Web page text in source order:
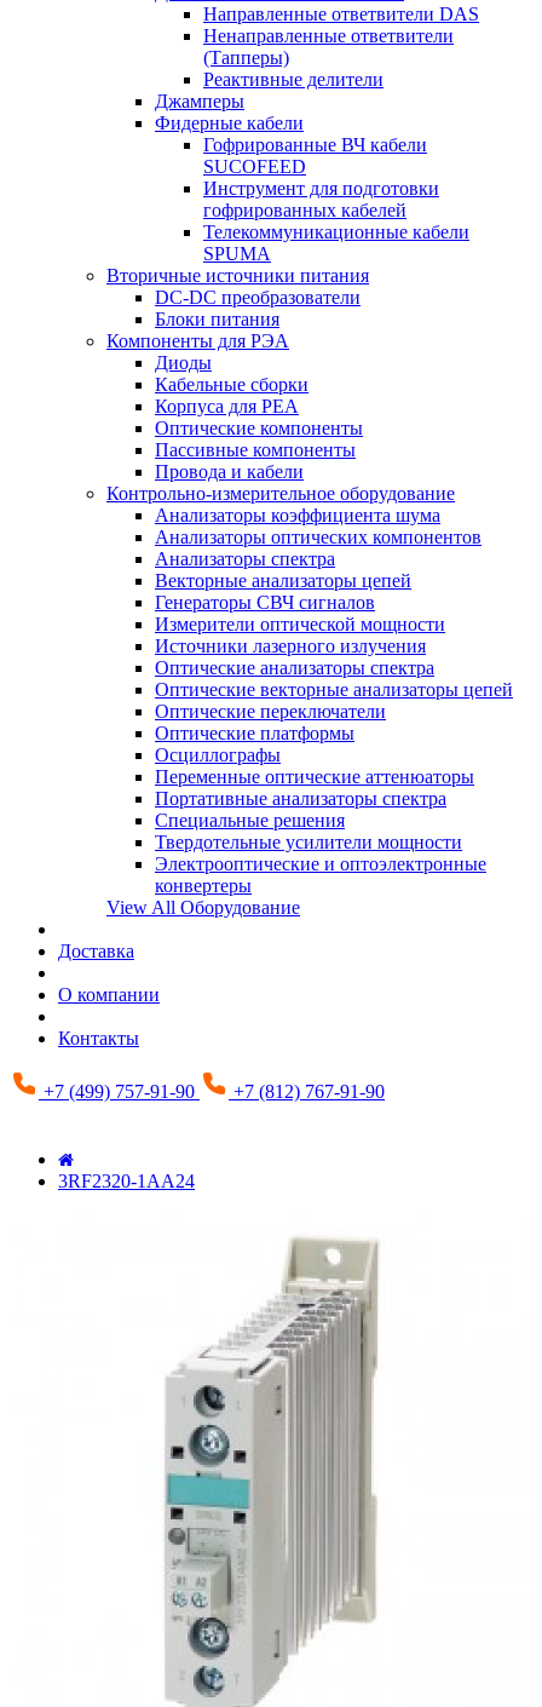
Направленные ответвители DAS
Ненаправленные ответвители
(Тапперы)
Реактивные делители
Джамперы
Фидерные кабели
Гофрированные ВЧ кабели
SUCOFEED
Инструмент для подготовки
гофрированных кабелей
Телекоммуникационные кабели
SPUMA
Вторичные источники питания
DC-DC преобразователи
Блоки питания
Компоненты для РЭА
Диоды
Кабельные сборки
Корпуса для РЕА
Оптические компоненты
Пассивные компоненты
Провода и кабели
Контрольно-измерительное оборудование
Анализаторы коэффициента шума
Анализаторы оптических компонентов
Анализаторы спектра
Векторные анализаторы цепей
Генераторы СВЧ сигналов
Измерители оптической мощности
Источники лазерного излучения
Оптические анализаторы спектра
Оптические векторные анализаторы цепей
Оптические переключатели
Оптические платформы
Осциллографы
Переменные оптические аттенюаторы
Портативные анализаторы спектра
Специальные решения
Твердотельные усилители мощности
Электрооптические и оптоэлектронные
конвертеры
View All Оборудование
Доставка
О компании
Контакты
+7 (499) 757-91-90 +7 (812) 767-91-90
3RF2320-1AA24